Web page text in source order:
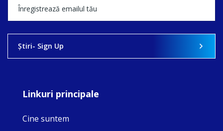
Ştiri- Sign Up
Linkuri principale
Cine suntem